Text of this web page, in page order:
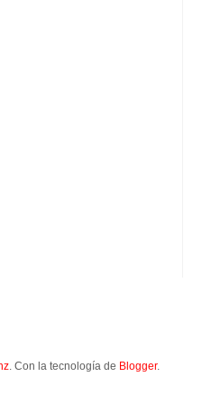
. Con la tecnología de Blogger.